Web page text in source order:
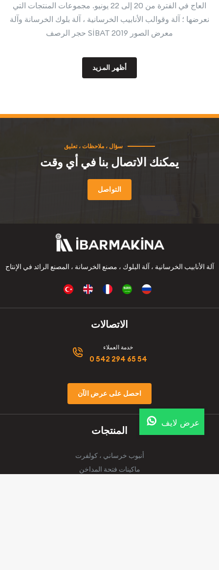
عرض لايف
العاج في الفترة من 20 إلى 22 يونيو. مجموعات المنتجات التي
نعرضها ؛ آلة وقوالب الأنابيب الخرسانية ، آلة بلوك الخرسانة وآلة
حجر الرصف SİBAT 2019 معرض الصور
أظهر المزيد
سؤال ، ملاحظات ، تعليق
يمكنك الاتصال بنا في أي وقت
التواصل
آلة الأنابيب الخرسانية ، آلة البلوك ، مصنع الخرسانة ، المصنع الرائد في الإنتاج
الاتصالات
خدمة العملاء
0 542 294 65 54
احصل على عرض الآن
المنتجات
أنبوب خرساني ، كولفرت
ماكينات فتحة المداخن